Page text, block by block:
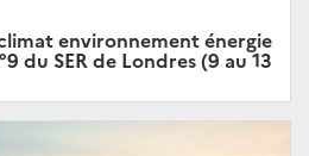
environnement énergie
du SER de Londres (9 au 13